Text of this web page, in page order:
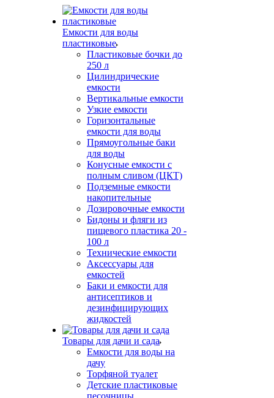
Емкости для воды
пластиковые
Пластиковые бочки до
250 л
Цилиндрические
емкости
Вертикальные емкости
Узкие емкости
Горизонтальные
емкости для воды
Прямоугольные баки
для воды
Конусные емкости с
полным сливом (ЦКТ)
Подземные емкости
накопительные
Дозировочные емкости
Бидоны и фляги из
пищевого пластика 20 -
100 л
Технические емкости
Аксессуары для
емкостей
Баки и емкости для
антисептиков и
дезинфицирующих
жидкостей
Товары для дачи и сада
Емкости для воды на
дачу
Торфяной туалет
Детские пластиковые
песочницы